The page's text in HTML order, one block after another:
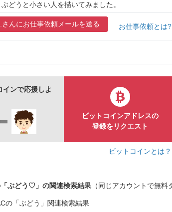
どうと小さい人を描いてみました。
んにお仕事依頼メールを送る お仕事依頼とは
ンで応援しよ
ビットコインアドレスの
登録をリクエスト
ビットコインとは
ぶどう♡」の関連検索結果 （同じアカウントで無
の「ぶどう」関連検索結果